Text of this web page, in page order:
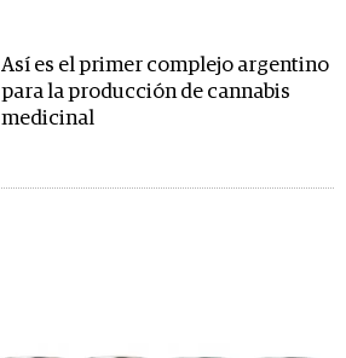
Así es el primer complejo argentino
para la producción de cannabis
medicinal